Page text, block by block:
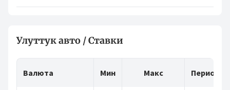
Улуттук авто / Ставки
Валюта Мин Макс Период